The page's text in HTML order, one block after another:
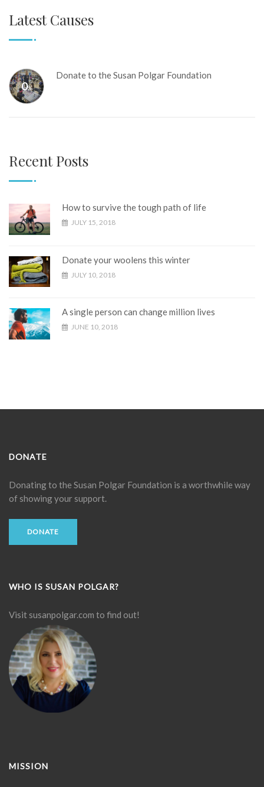
Latest Causes
0%
Donate to the Susan Polgar Foundation
Recent Posts
How to survive the tough path of life
JULY 15, 2018
Donate your woolens this winter
JULY 10, 2018
A single person can change million lives
JUNE 10, 2018
DONATE
Donating to the Susan Polgar Foundation is a worthwhile way
of showing your support.
DONATE
WHO IS SUSAN POLGAR?
Visit susanpolgar.com to find out!
MISSION